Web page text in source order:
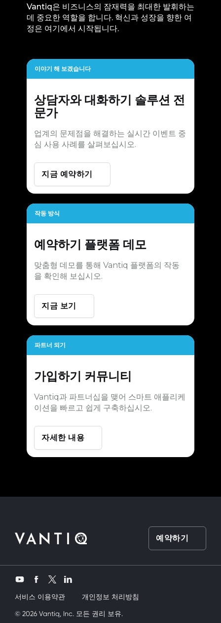
Vantiq은 비즈니스의 잠재력을 최대한 발휘하는
데 중요한 역할을 합니다. 혁신과 성장을 향한 여
정은 여기에서 시작됩니다.
이야기 해 보겠습니다
상담자와 대화하기 솔루션 전
문가
업계의 문제점을 해결하는 실시간 이벤트 중
심 사용 사례를 살펴보십시오.
지금 예약하기
작동 방식
예약하기 플랫폼 데모
맞춤형 데모를 통해 Vantiq 플랫폼의 작동
을 확인해 보십시오.
지금 보기
파트너 되기
가입하기 커뮤니티
Vantiq과 파트너십을 맺어 스마트 애플리케
이션을 빠르고 쉽게 구축하십시오.
자세한 내용
예약하기
YouTubeFacebookTwitterLinkedIn
서비스 이용약관 개인정보 처리방침
© 2026 Vantiq, Inc. 모든 권리 보유.
siktikmobil pornove bir yandanda onu nasıl kullanırım diye